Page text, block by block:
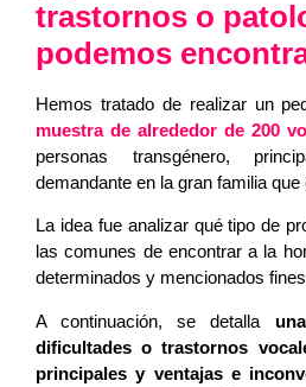
trastornos o
podemos
Hemos tratado de realizar un
muestra de alrededor de 200
personas transgénero,
demandante en la gran familia
La idea fue analizar qué tipo de
las comunes de encontrar a la
determinados y mencionados
A continuación, se detalla
dificultades o trastornos
principales y ventajas e